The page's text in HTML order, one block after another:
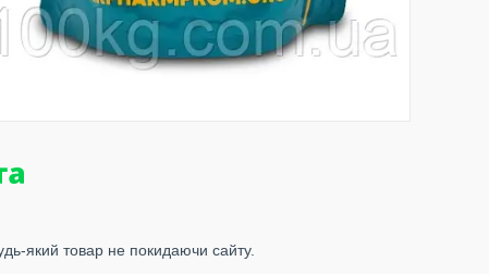
який товар не покидаючи сайту.